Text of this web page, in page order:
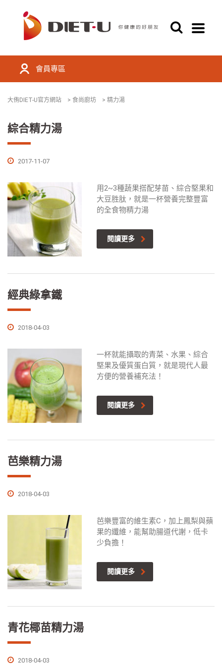
會員專區
大侑DIET-U官方網站 > 食尚廚坊 > 精力湯
綜合精力湯
2017-11-07
用2~3種蔬果搭配芽苗、綜合堅果和
大豆胜肽，就是一杯營養完整豐富
的全食物精力湯
閱讀更多
經典綠拿鐵
2018-04-03
一杯就能攝取的青菜、水果、綜合
堅果及優質蛋白質，就是現代人最
方便的營養補充法！
閱讀更多
芭樂精力湯
2018-04-03
芭樂豐富的維生素C，加上鳳梨與蘋
果的纖維，能幫助腸道代謝，低卡
少負擔！
閱讀更多
青花椰苗精力湯
2018-04-03